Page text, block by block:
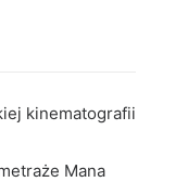
kinematografii
Mana